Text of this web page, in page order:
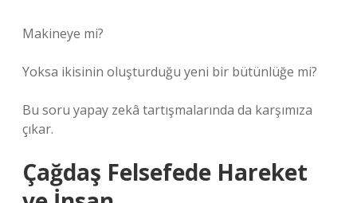
Makineye mi?
Yoksa ikisinin oluşturduğu yeni bir bütünlüğe mi?
Bu soru yapay zekâ tartışmalarında da karşımıza
çıkar.
Çağdaş Felsefede Hareket